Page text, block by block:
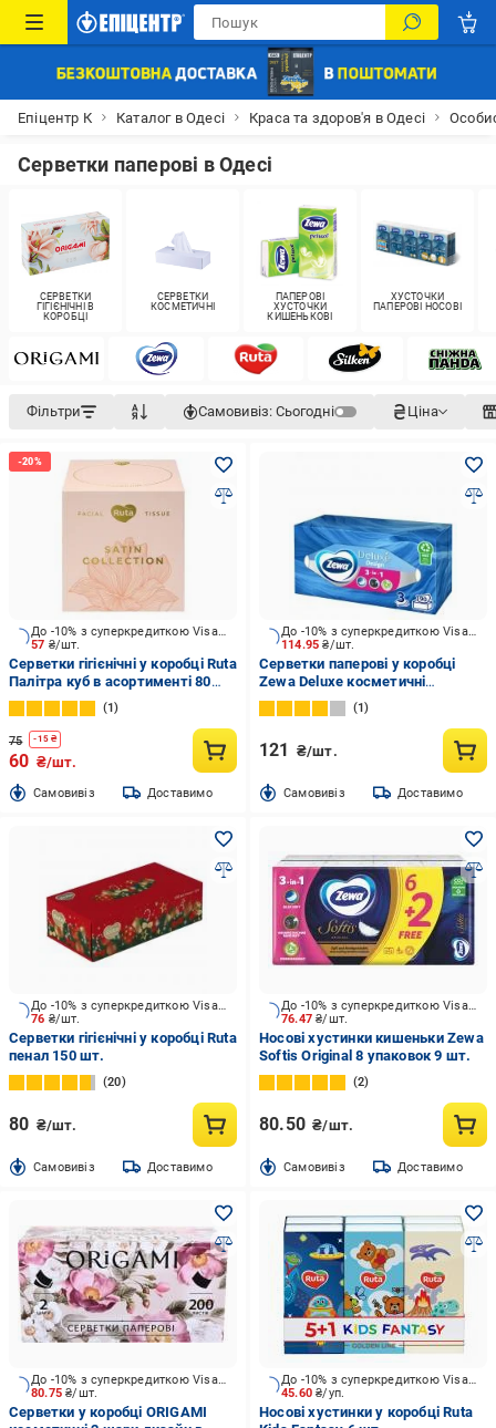
Епіцентр К Каталог в Одесі Краса та здоров'я в Одесі
Серветки паперові в Одесі
СЕРВЕТКИ
ГІГІЄНІЧНІ В
КОРОБЦІ
СЕРВЕТКИ
КОСМЕТИЧНІ
ПАПЕРОВІ
ХУСТОЧКИ
КИШЕНЬКОВІ
ХУСТОЧКИ
ПАПЕРОВІ НОСОВІ
Фільтри Самовивіз: Сьогодні Ціна
57 ₴/шт.
До -10% з суперкредиткою Visa Вигода
Серветки гігієнічні у коробці Ruta
Палітра куб в асортименті 80
шт.
1
75 -15 ₴
60 ₴/шт.
Cамовивіз Доставимо
114.95₴/шт.
До -10% з суперкредиткою Visa Вигода
Серветки паперові у коробці
Zewa Deluxe косметичні
тришарові 90 шт.
1
121 ₴/шт.
Cамовивіз Доставимо
76 ₴/шт.
До -10% з суперкредиткою Visa Вигода
Серветки гігієнічні у коробці Ruta
пенал 150 шт.
20
80 ₴/шт.
Cамовивіз Доставимо
76.47₴/шт.
До -10% з суперкредиткою Visa Вигода
Носові хустинки кишеньки Zewa
Softis Original 8 упаковок 9 шт.
2
80.50 ₴/шт.
Cамовивіз Доставимо
80.75₴/шт.
До -10% з суперкредиткою Visa Вигода
Серветки у коробці ORIGAMI
45.60₴/уп.
До -10% з суперкредиткою Visa Вигода
Носові хустинки у коробці Ruta